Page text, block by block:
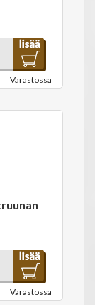
Varastossa
Varastossa